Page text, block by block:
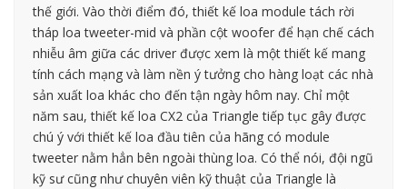
thế giới. Vào thời điểm đó, thiết kế loa module tách rời
tháp loa tweeter-mid và phần cột woofer để hạn chế cách
nhiễu âm giữa các driver được xem là một thiết kế mang
tính cách mạng và làm nền ý tưởng cho hàng loạt các nhà
sản xuất loa khác cho đến tận ngày hôm nay. Chỉ một
năm sau, thiết kế loa CX2 của Triangle tiếp tục gây được
chú ý với thiết kế loa đầu tiên của hãng có module
tweeter nằm hẳn bên ngoài thùng loa. Có thể nói, đội ngũ
kỹ sư cũng như chuyên viên kỹ thuật của Triangle là